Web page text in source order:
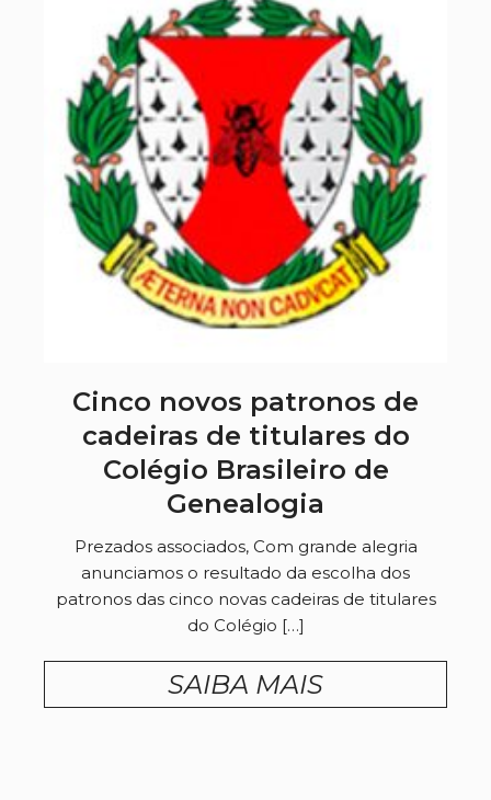
Cinco novos patronos de
cadeiras de titulares do
Colégio Brasileiro de
Genealogia
Prezados associados, Com grande alegria
anunciamos o resultado da escolha dos
patronos das cinco novas cadeiras de titulares
do Colégio […]
SAIBA MAIS